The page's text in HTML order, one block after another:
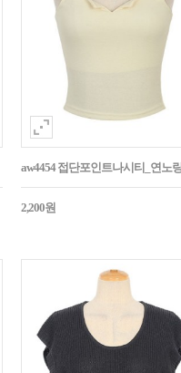
aw4454 접단포인트나시티_연노
2,200원